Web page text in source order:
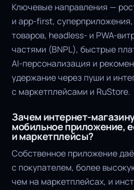
Ключевые направления —
и app-first,
товаров, headless- и PWA-
частями (BNPL), быстрые
AI-персонализация и
удержание через пуши и
с маркетплейсами и RuStore.
Зачем интернет-
мобильное приложение,
и маркетплейсы?
Собственное приложение
с покупателем, более
чем на маркетплейсах, и